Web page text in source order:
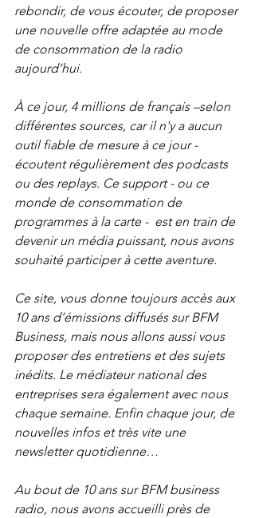
rebondir, de vous écouter, de proposer
une nouvelle offre adaptée au mode
de consommation de la radio
aujourd’hui.
À ce jour, 4 millions de français –selon
différentes sources, car il n'y a aucun
outil fiable de mesure à ce jour -
écoutent régulièrement des podcasts
ou des replays. Ce support - ou ce
monde de consommation de
programmes à la carte -  est en train de
devenir un média puissant, nous avons
souhaité participer à cette aventure.
Ce site, vous donne toujours accès aux
10 ans d’émissions diffusés sur BFM
Business, mais nous allons aussi vous
proposer des entretiens et des sujets
inédits. Le médiateur national des
entreprises sera également avec nous
chaque semaine. Enfin chaque jour, de
nouvelles infos et très vite une
newsletter quotidienne…
Au bout de 10 ans sur BFM business
radio, nous avons accueilli près de